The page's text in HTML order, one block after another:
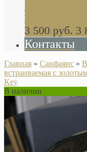
Khala
НАЛИЧИИ
3 500 руб. 3
Контакты
Главная » Санфаянс »
встраиваемая с
Key
В наличии